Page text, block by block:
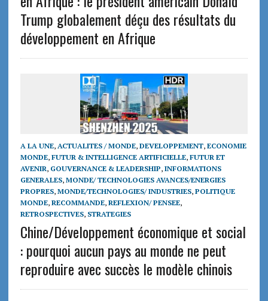
Trump globalement déçu des résultats du
développement en Afrique
A LA UNE, ACTUALITES / MONDE, DEVELOPPEMENT, ECONOMIE
MONDE, FUTUR & INTELLIGENCE ARTIFICIELLE, FUTUR ET
AVENIR, GOUVERNANCE & LEADERSHIP, INFORMATIONS
GENERALES, MONDE/ TECHNOLOGIES AVANCES/ENERGIES
PROPRES, MONDE/TECHNOLOGIES/ INDUSTRIES, POLITIQUE
MONDE, RECOMMANDE, REFLEXION/ PENSEE,
RETROSPECTIVES, STRATEGIES
Chine/Développement économique et social
: pourquoi aucun pays au monde ne peut
reproduire avec succès le modèle chinois